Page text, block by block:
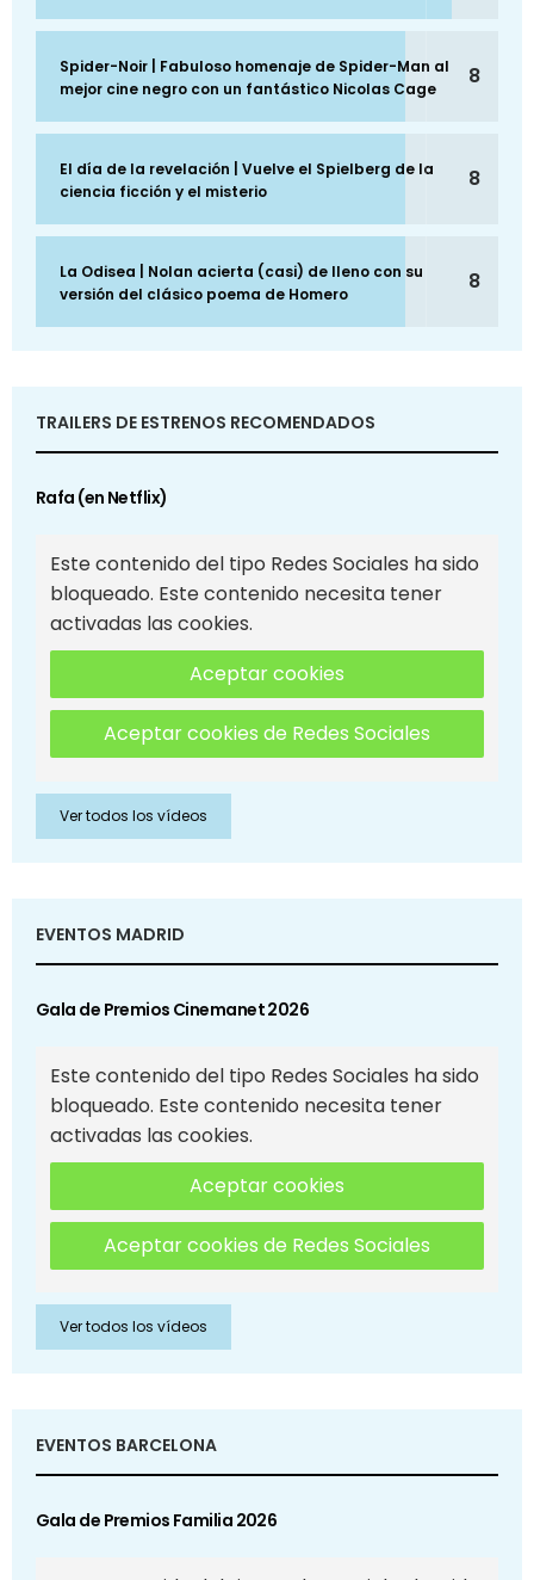
Spider-Noir | Fabuloso homenaje de Spider-Man al
mejor cine negro con un fantástico Nicolas Cage
8
El día de la revelación | Vuelve el Spielberg de la
ciencia ficción y el misterio
8
La Odisea | Nolan acierta (casi) de lleno con su
versión del clásico poema de Homero
8
TRAILERS DE ESTRENOS RECOMENDADOS
Rafa (en Netflix)
Este contenido del tipo Redes Sociales ha sido
bloqueado. Este contenido necesita tener
activadas las cookies.
Aceptar cookies
Aceptar cookies de Redes Sociales
Ver todos los vídeos
EVENTOS MADRID
Gala de Premios Cinemanet 2026
Este contenido del tipo Redes Sociales ha sido
bloqueado. Este contenido necesita tener
activadas las cookies.
Aceptar cookies
Aceptar cookies de Redes Sociales
Ver todos los vídeos
EVENTOS BARCELONA
Gala de Premios Familia 2026